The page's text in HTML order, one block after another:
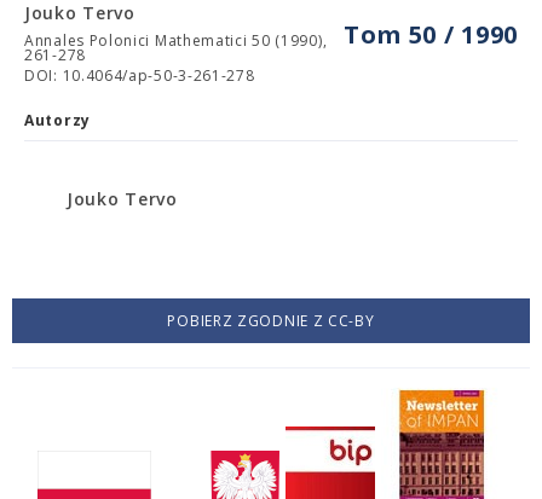
Tom 50 / 1990
Jouko Tervo
Annales Polonici Mathematici 50 (1990),
261-278
DOI: 10.4064/ap-50-3-261-278
Autorzy
Jouko Tervo
POBIERZ ZGODNIE Z CC-BY